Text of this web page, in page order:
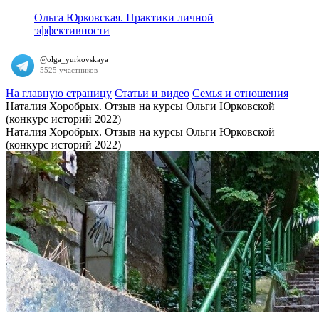
Ольга Юрковская. Практики личной
эффективности
На главную страницу Статьи и видео Семья и отношения
Наталия Хоробрых. Отзыв на курсы Ольги Юрковской
(конкурс историй 2022)
Наталия Хоробрых. Отзыв на курсы Ольги Юрковской
(конкурс историй 2022)